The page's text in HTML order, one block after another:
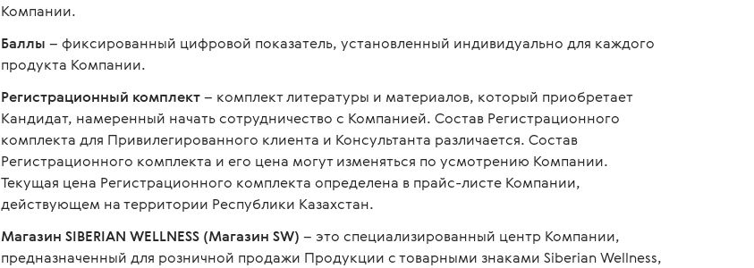
Компании.
Баллы – фиксированный цифровой показатель, установленный индивидуально для каждого
продукта Компании.
Регистрационный комплект– комплект литературы и материалов, который приобретает
Кандидат, намеренный начать сотрудничество с Компанией. Состав Регистрационного
комплекта для Привилегированного клиента и Консультанта различается. Состав
Регистрационного комплекта и его цена могут изменяться по усмотрению Компании.
Текущая цена Регистрационного комплекта определена в прайс-листе Компании,
действующем на территории Республики Казахстан.
Магазин SIBERIAN WELLNESS (Магазин SW) – это специализированный центр Компании,
предназначенный для розничной продажи Продукции с товарными знаками Siberian Wellness,